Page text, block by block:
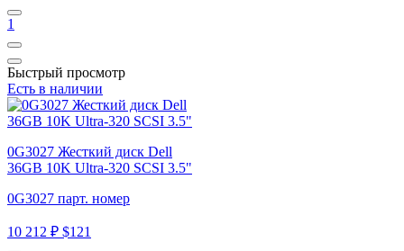
1
Быстрый просмотр
Есть в наличии
0G3027 Жесткий диск Dell
36GB 10K Ultra-320 SCSI 3.5"
0G3027 парт. номер
10 212 ₽ $121